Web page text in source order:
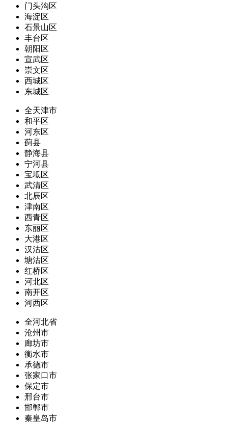
门头沟区
海淀区
石景山区
丰台区
朝阳区
宣武区
崇文区
西城区
东城区
全天津市
和平区
河东区
蓟县
静海县
宁河县
宝坻区
武清区
北辰区
津南区
西青区
东丽区
大港区
汉沽区
塘沽区
红桥区
河北区
南开区
河西区
全河北省
沧州市
廊坊市
衡水市
承德市
张家口市
保定市
邢台市
邯郸市
秦皇岛市